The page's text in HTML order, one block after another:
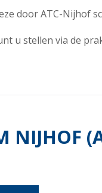
door ATC-Nijhof
u stellen via de
NIJHOF